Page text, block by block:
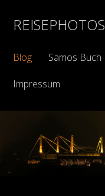
REISEPHOTOS
Blog Samos Buch
Impressum